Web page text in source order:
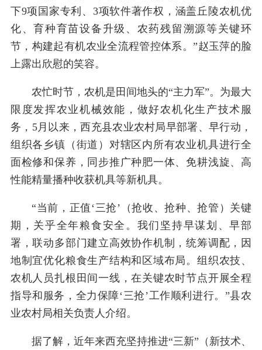
下9项国家专利、3项软件著作权，涵盖丘陵农机优
化、育种育苗设备升级、农药残留溯源等关键环
节，构建起有机农业全流程管控体系。”赵玉萍的脸
上露出欣慰的笑容。
农忙时节，农机是田间地头的“主力军”。为最大
限度发挥农业机械效能，做好农机化生产技术服
务，5月以来，西充县农业农村局早部署、早行动，
组织各乡镇（街道）对辖区内所有农业机具进行全
面检修和保养，同步推广种肥一体、免耕浅旋、高
性能精量播种收获机具等新机具。
“当前，正值‘三抢’（抢收、抢种、抢管）关键
期，关乎全年粮食安全。我们坚持早谋划、早部
署，联动多部门建立高效协作机制，统筹调配，因
地制宜优化粮食生产结构和区域布局。组织农技、
农机人员扎根田间一线，在关键农时节点开展全程
指导和服务，全力保障‘三抢’工作顺利进行。”县农
业农村局相关负责人介绍。
据了解，近年来西充坚持推进“三新”（新技术、